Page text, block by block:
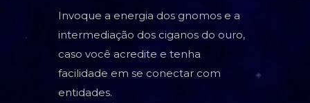
Invoque a energia dos gnomos e a
intermediação dos ciganos do ouro,
caso você acredite e tenha
facilidade em se conectar com
entidades.